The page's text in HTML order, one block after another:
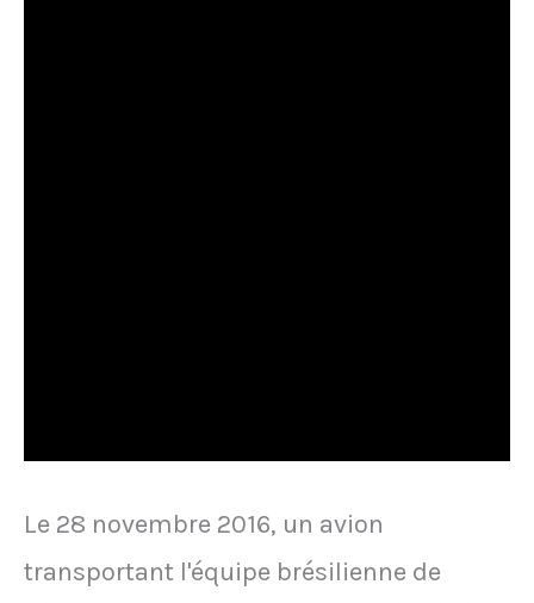
Le 28 novembre 2016, un avion
transportant l'équipe brésilienne de